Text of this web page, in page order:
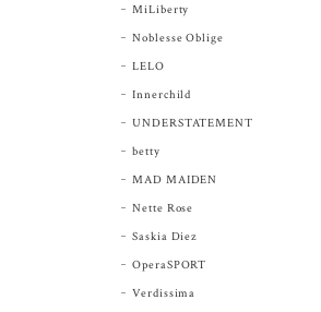
MiLiberty
Noblesse Oblige
LELO
Innerchild
UNDERSTATEMENT
betty
MAD MAIDEN
Nette Rose
Saskia Diez
OperaSPORT
Verdissima